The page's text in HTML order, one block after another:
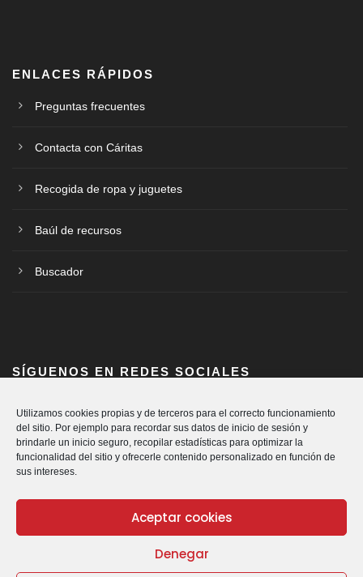
Utilizamos cookies propias y de terceros para el correcto funcionamiento
del sitio. Por ejemplo para recordar sus datos de inicio de sesión y
brindarle un inicio seguro, recopilar estadísticas para optimizar la
funcionalidad del sitio y ofrecerle contenido personalizado en función de
sus intereses.
Aceptar cookies
Denegar
ENLACES RÁPIDOS
Preguntas frecuentes
Contacta con Cáritas
Recogida de ropa y juguetes
Baúl de recursos
Buscador
SÍGUENOS EN REDES SOCIALES
© Cáritas Diocesana de Vitoria.